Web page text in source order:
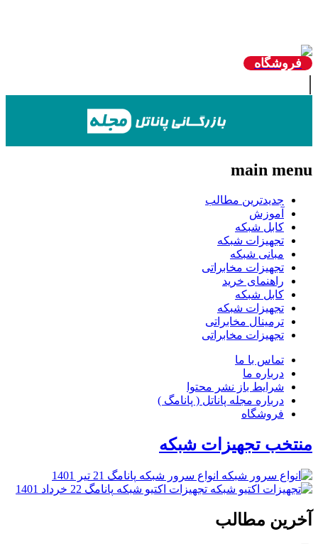
main
جدیدترین مطالب
آموزش
کابل شبکه
تجهیزات شبکه
مبانی شبکه
تجهیزات مخابراتی
راهنمای خرید
کابل شبکه
تجهیزات شبکه
ترمینال مخابراتی
تجهیزات مخابراتی
تماس با ما
درباره ما
شرایط باز نشر محتوا
درباره مجله پاناتل ( پانامگ )
فروشگاه
تجهیزات شبکه
انواع سرور شبکه پانامگ 21 تیر 1401
تجهیزات اکتیو شبکه پانامگ 22 خرداد 1401
مطالب